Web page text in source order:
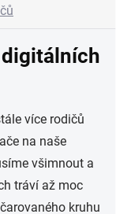
více rodičů
na naše
všimnout a
tráví až moc
kruhu